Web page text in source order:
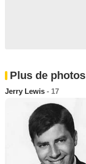
Plus de photos
Jerry Lewis - 17